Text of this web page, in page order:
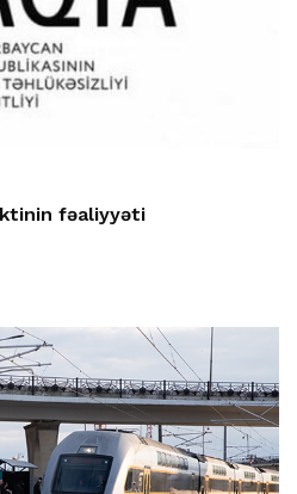
fəaliyyəti